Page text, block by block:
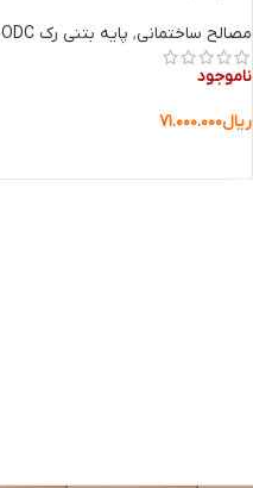
مصالح ساختمانی, پایه بتنی رک ODC
ناموجود
ریال۷۱.۰۰۰.۰۰۰